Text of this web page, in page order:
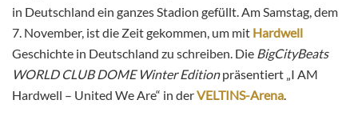
in Deutschland ein ganzes Stadion gefüllt. AmSamstag, dem
7. November, ist die Zeit gekommen, um mit Hardwell
Geschichte in Deutschland zu schreiben. Die BigCityBeats
WORLD CLUB DOME Winter Editionpräsentiert „I AM
Hardwell – United We Are“ in derVELTINS-Arena.